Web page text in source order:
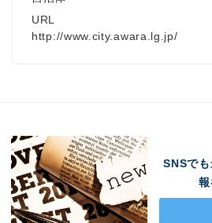
URL
http://www.city.awara.lg.jp/
SNSで